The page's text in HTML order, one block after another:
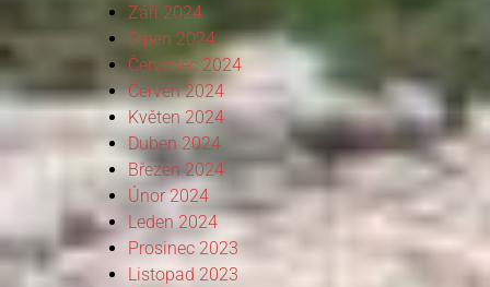
Září 2024
Srpen 2024
Červenec 2024
Červen 2024
Květen 2024
Duben 2024
Březen 2024
Únor 2024
Leden 2024
Prosinec 2023
Listopad 2023